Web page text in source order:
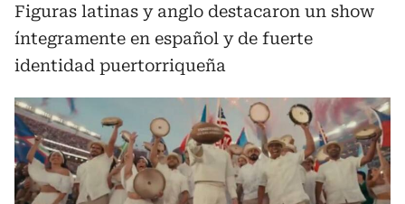
Figuras latinas y anglo destacaron un show
íntegramente en español y de fuerte
identidad puertorriqueña